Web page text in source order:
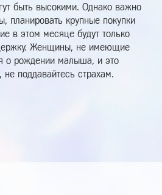
быть высокими. Однако важно
планировать крупные покупки
в этом месяце будут только
Женщины, не имеющие
о рождении малыша, и это
поддавайтесь страхам.